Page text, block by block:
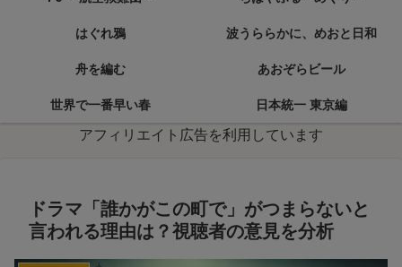
はぐれ鴉 波うららかに、めおと日和
舟を編む あおぞらビール
世界で一番早い春 日本統一 東京編
アフィリエイト広告を利用しています
ドラマ「誰かがこの町で」がつまらないと
言われる理由は？視聴者の意見を分析